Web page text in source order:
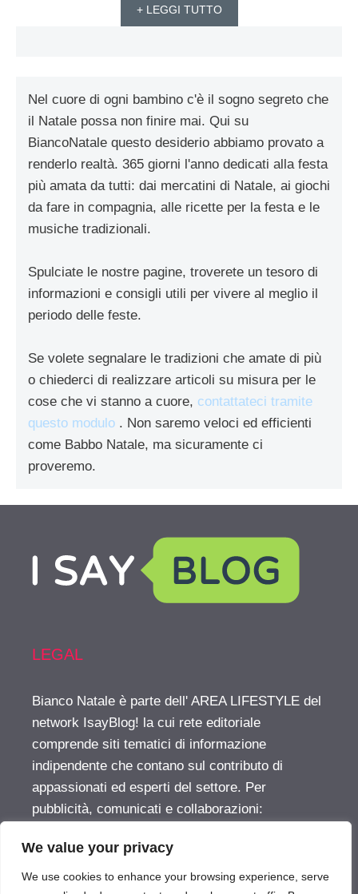
We value your privacy
We use cookies to enhance your browsing experience, serve
+ LEGGI TUTTO
Nel cuore di ogni bambino c'è il sogno segreto che
il Natale possa non finire mai. Qui su
BiancoNatale questo desiderio abbiamo provato a
renderlo realtà. 365 giorni l'anno dedicati alla festa
più amata da tutti: dai mercatini di Natale, ai giochi
da fare in compagnia, alle ricette per la festa e le
musiche tradizionali.
Spulciate le nostre pagine, troverete un tesoro di
informazioni e consigli utili per vivere al meglio il
periodo delle feste.
Se volete segnalare le tradizioni che amate di più
o chiederci di realizzare articoli su misura per le
cose che vi stanno a cuore, contattateci tramite
questo modulo . Non saremo veloci ed efficienti
come Babbo Natale, ma sicuramente ci
proveremo.
LEGAL
Bianco Natale è parte dell' AREA LIFESTYLE del
network IsayBlog! la cui rete editoriale
comprende siti tematici di informazione
indipendente che contano sul contributo di
appassionati ed esperti del settore. Per
pubblicità, comunicati e collaborazioni:
LIFESTYLE AREA inside the IsayBlog! network
For advertising, press releases and other